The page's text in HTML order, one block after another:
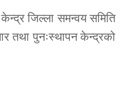
जिल्ला समन्वय समिति
तथा पुनःस्थापन केन्द्रको